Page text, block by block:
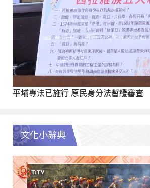
平埔專法已施行 原民身分法暫緩審查
文化小辭典